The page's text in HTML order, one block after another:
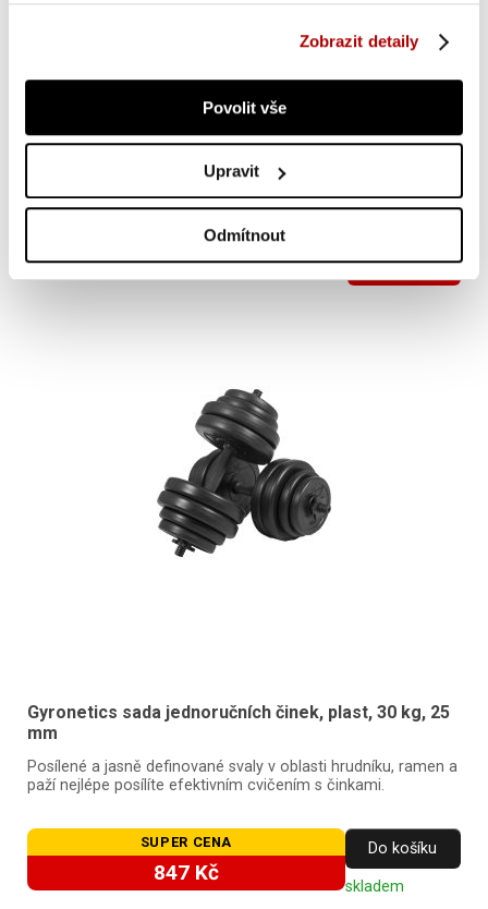
Zobrazit detaily
Povolit vše
Upravit
Odmítnout
Gorilla Sports Posilovací stanice, 154,5 x 164 x 214,5
rozsáhlým vybavením pro váš silový a výkonnostní trénink.
ZLEVNĚNO -32 %
9 800 Kč
14 392 Kč
Do košíku
Gyronetics sada jednoručních činek, plast, 30 kg, 25
mm
Posílené a jasně definované svaly v oblasti hrudníku, ramen a
paží nejlépe posílíte efektivním cvičením s činkami.
SUPER CENA
847 Kč
Do košíku
skladem